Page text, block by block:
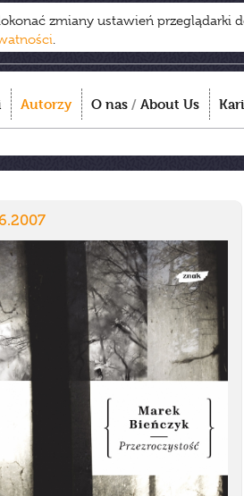
zmiany ustawień przeglądarki
.
Autorzy O nas / About Us